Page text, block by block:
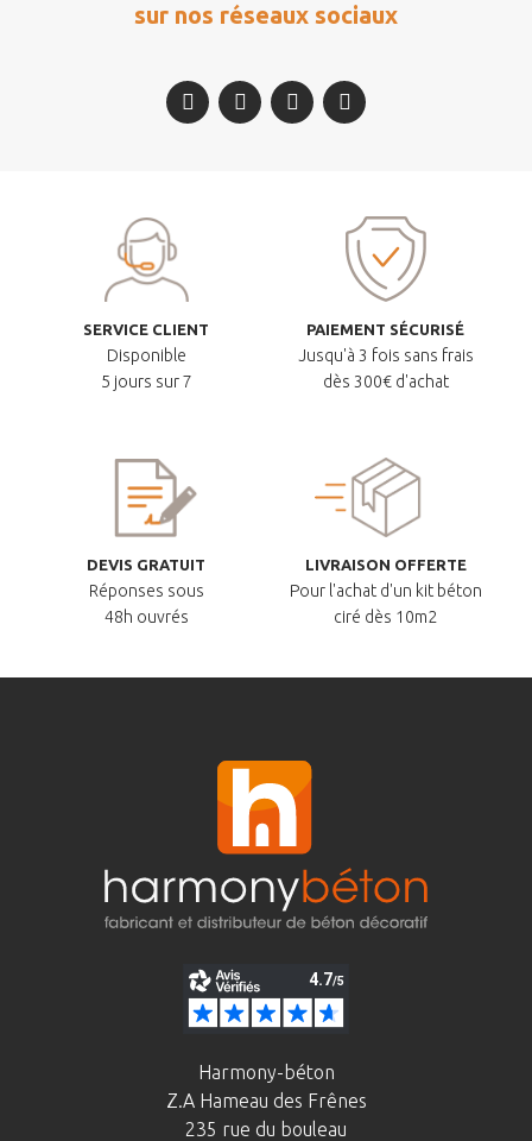
sur nos réseaux sociaux
SERVICE CLIENT
Disponible
5 jours sur 7
PAIEMENT SÉCURISÉ
Jusqu'à 3 fois sans frais
dès 300€ d'achat
DEVIS GRATUIT
Réponses sous
48h ouvrés
LIVRAISON OFFERTE
Pour l'achat d'un kit béton
ciré dès 10m2
Harmony-béton
Z.A Hameau des Frênes
235 rue du bouleau